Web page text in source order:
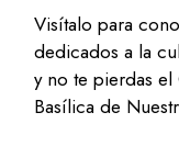
Visítalo para
dedicados a la
y no te pierdas
Basílica de